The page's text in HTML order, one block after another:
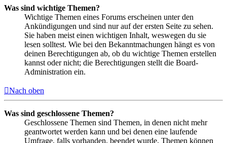
Was sind wichtige Themen?
Wichtige Themen eines Forums erscheinen unter den
Ankündigungen und sind nur auf der ersten Seite zu sehen.
Sie haben meist einen wichtigen Inhalt, weswegen du sie
lesen solltest. Wie bei den Bekanntmachungen hängt es von
deinen Berechtigungen ab, ob du wichtige Themen erstellen
kannst oder nicht; die Berechtigungen stellt die Board-
Administration ein.
Nach oben
Was sind geschlossene Themen?
Geschlossene Themen sind Themen, in denen nicht mehr
geantwortet werden kann und bei denen eine laufende
Umfrage, falls vorhanden, beendet wurde. Themen können